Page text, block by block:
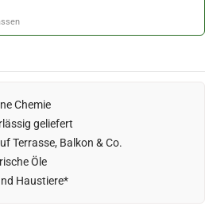
Chemie
geliefert
Terrasse, Balkon & Co.
Öle
Haustiere*